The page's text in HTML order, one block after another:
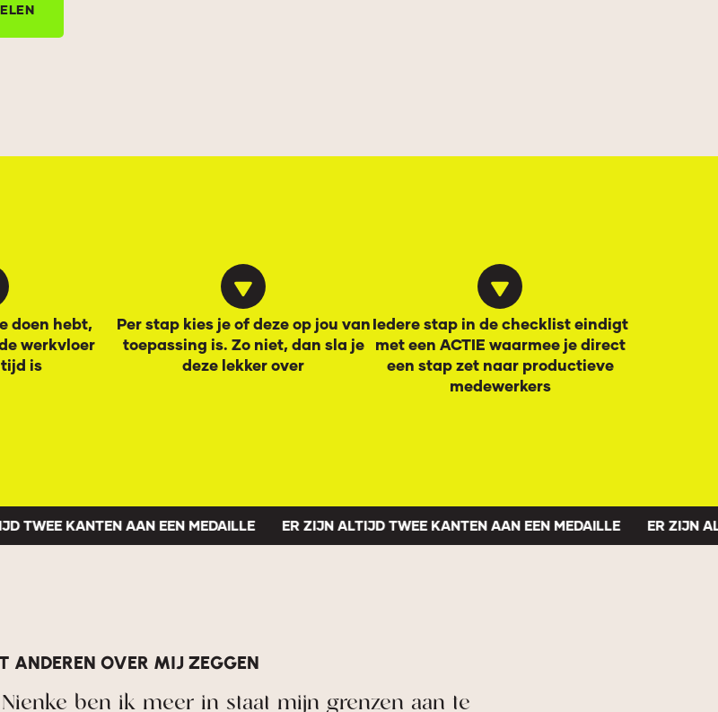
doen hebt,
werkvloer
is
Per stap kies je of deze op jou van
toepassing is. Zo niet, dan sla je
deze lekker over
Iedere stap in de checklist eindigt
met een ACTIE waarmee je direct
een stap zet naar productieve
medewerkers
KANTEN AAN EEN MEDAILLE ER ZIJN ALTIJD TWEE KANTEN AAN EEN MEDAILLE ER ZIJN
ANDEREN OVER MIJ ZEGGEN
ben ik meer in staat mijn grenzen aan te